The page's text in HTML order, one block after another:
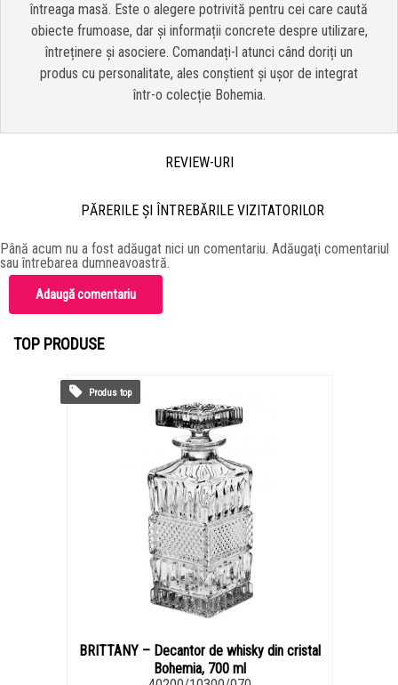
întreaga masă. Este o alegere potrivită pentru cei care caută
obiecte frumoase, dar și informații concrete despre utilizare,
întreținere și asociere. Comandați-l atunci când doriți un
produs cu personalitate, ales conștient și ușor de integrat
într-o colecție Bohemia.
REVIEW-URI
PĂRERILE ŞI ÎNTREBĂRILE VIZITATORILOR
Până acum nu a fost adăugat nici un comentariu. Adăugaţi comentariul
sau întrebarea dumneavoastră.
Adaugă comentariu
TOP PRODUSE
BRITTANY – Decantor de whisky din cristal
Bohemia, 700 ml
Produs top